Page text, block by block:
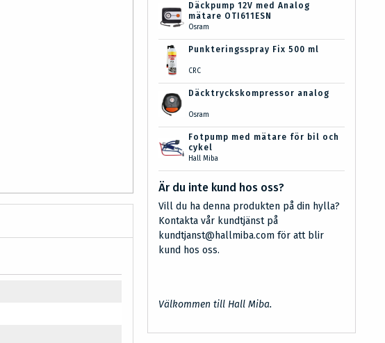
Däckpump 12V med Analog
mätare OTI611ESN
Osram
Punkteringsspray Fix 500 ml
CRC
Däcktryckskompressor analog
Osram
Fotpump med mätare för bil och
cykel
Hall Miba
Är du inte kund hos oss?
Vill du ha denna produkten på din hylla?
Kontakta vår kundtjänst på
kundtjanst@hallmiba.com för att blir
kund hos oss.
Välkommen till Hall Miba.